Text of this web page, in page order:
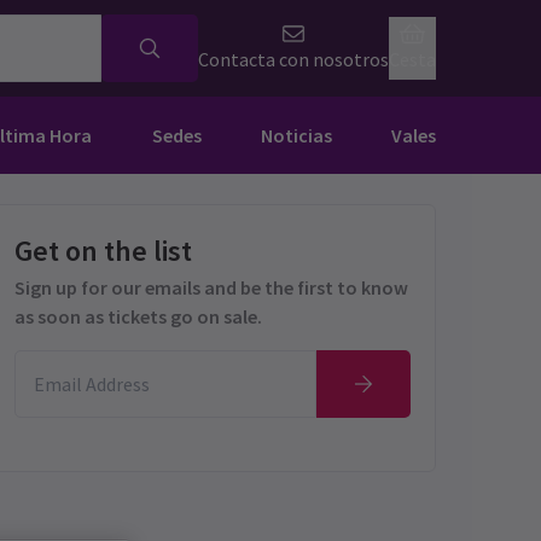
Contacta con nosotros
Hora Sedes Noticias Vales
Get on the list
Sign up for our emails and be the first to know
as soon as tickets go on sale.